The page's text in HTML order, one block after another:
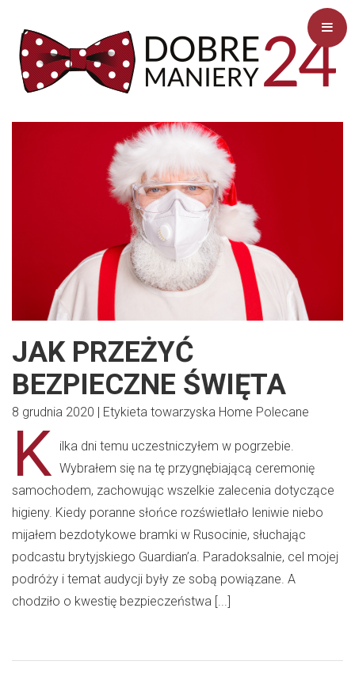
JAK PRZEŻYĆ
BEZPIECZNE ŚWIĘTA
8 grudnia 2020 | Etykieta towarzyska Home Polecane
K ilka dni temu uczestniczyłem w pogrzebie.
Wybrałem się na tę przygnębiającą ceremonię
samochodem, zachowując wszelkie zalecenia dotyczące
higieny. Kiedy poranne słońce rozświetlało leniwie niebo
mijałem bezdotykowe bramki w Rusocinie, słuchając
podcastu brytyjskiego Guardian’a. Paradoksalnie, cel mojej
podróży i temat audycji były ze sobą powiązane. A
chodziło o kwestię bezpieczeństwa [...]